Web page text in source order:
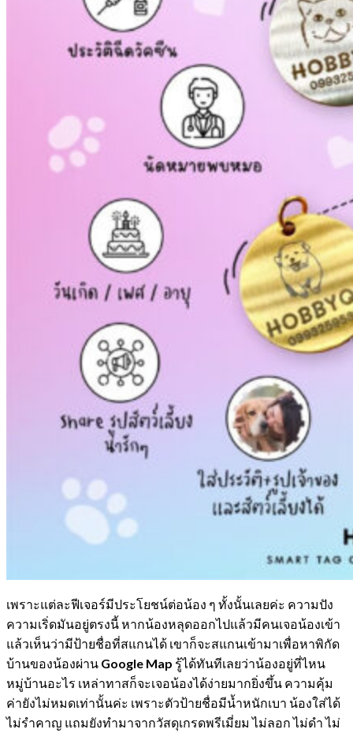
เพราะแต่ละฟีเจอร์มีประโยชน์ต่อน้อง ๆ ทั้งนั้นเลยค่ะ ความปัง
ความเริ่ดมันอยู่ตรงนี้ หากน้องหลุดออกไปแล้วมีคนเจอน้องเข้า
แล้วเห็นว่ามีป้ายชื่อที่สแกนได้ เขาก็จะสแกนเข้ามาเพื่อหาพิกัด
บ้านของน้องผ่าน Google Map รู้ได้ทันทีเลยว่าน้องอยู่ที่ไหน
หมู่บ้านอะไร เหล่าทาสก็จะเจอน้องได้ง่ายมากยิ่งขึ้น ความคุ้ม
ค่ายังไม่หมดเท่านั้นค่ะ เพราะตัวป้ายชื่อมีน้ำหนักเบา น้องใส่ได้
ไม่รำคาญ แถมยังทำมาจากวัสดุเกรดพรีเมี่ยม ไม่ลอก ไม่ดำ ไม่